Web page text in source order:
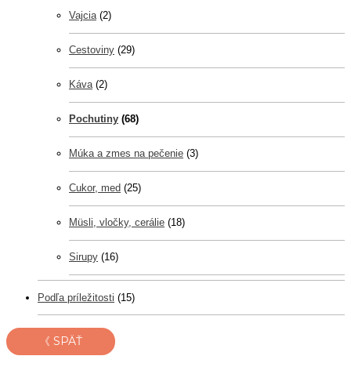
Vajcia (2)
Cestoviny (29)
Káva (2)
Pochutiny (68)
Múka a zmes na pečenie (3)
Cukor, med (25)
Müsli, vločky, cerálie (18)
Sirupy (16)
Podľa príležitosti (15)
《 SPÄŤ